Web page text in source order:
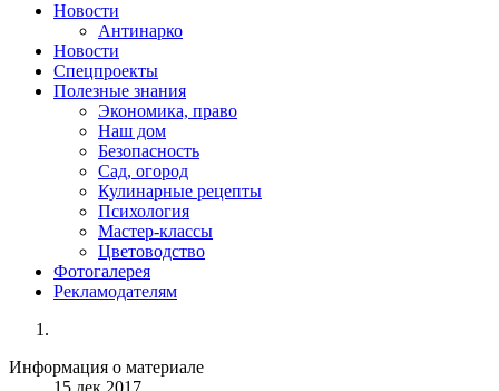
Новости
Антинарко
Новости
Спецпроекты
Полезные знания
Экономика, право
Наш дом
Безопасность
Сад, огород
Кулинарные рецепты
Психология
Мастер-классы
Цветоводство
Фотогалерея
Рекламодателям
Информация о материале